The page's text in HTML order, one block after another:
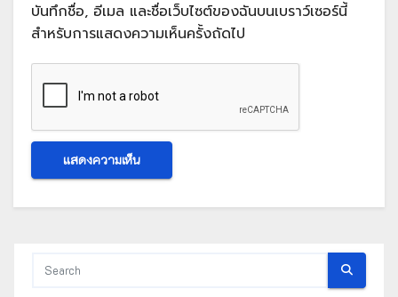
บันทึกชื่อ, อีเมล และชื่อเว็บไซต์ของฉันบนเบราว์เซอร์นี้
สำหรับการแสดงความเห็นครั้งถัดไป